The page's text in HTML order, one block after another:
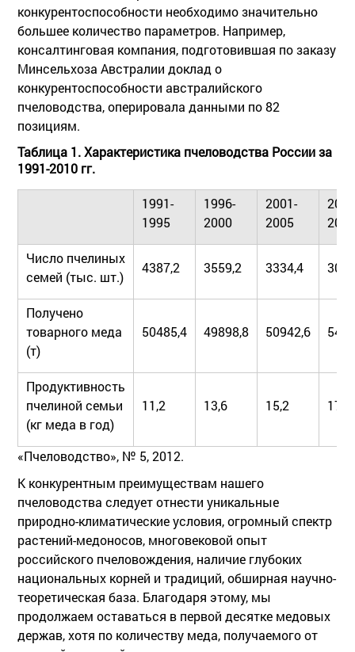
конкурентоспособности необходимо значительно
большее количество параметров. Например,
консалтинговая компания, подготовившая по заказу
Минсельхоза Австралии доклад о
конкурентоспособности австралийского
пчеловодства, оперировала данными по 82
позициям.
Таблица 1. Характеристика пчеловодства России за
1991-2010 гг.
1991-
1995
1996-
2000
2001-
2005
2011
Число пчелиных
семей (тыс. шт.)
4387,2 3559,2 3334,4
Получено
товарного меда
(т)
50485,4 49898,8 50942,6
Продуктивность
пчелиной семьи
(кг меда в год)
11,2 13,6 15,2 17,3
«Пчеловодство», № 5, 2012.
К конкурентным преимуществам нашего
пчеловодства следует отнести уникальные
природно-климатические условия, огромный спектр
растений-медоносов, многовековой опыт
российского пчеловождения, наличие глубоких
национальных корней и традиций, обширная научно-
теоретическая база. Благодаря этому, мы
продолжаем оставаться в первой десятке медовых
держав, хотя по количеству меда, получаемого от